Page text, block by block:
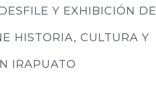
Y EXHIBICIÓN DE
HISTORIA, CULTURA Y
IRAPUATO